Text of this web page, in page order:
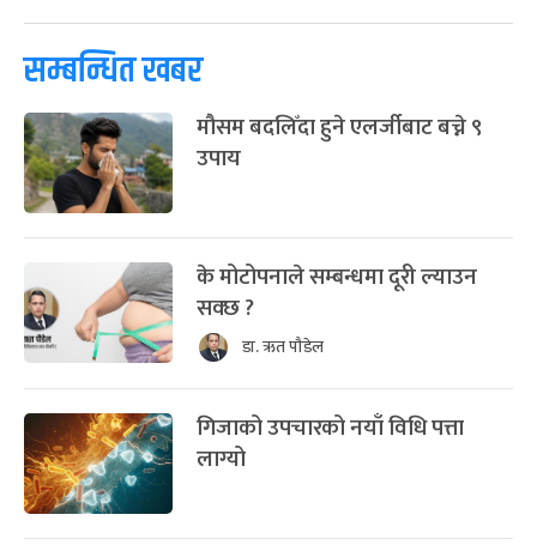
सम्बन्धित खबर
मौसम बदलिँदा हुने एलर्जीबाट बच्ने ९
उपाय
के मोटोपनाले सम्बन्धमा दूरी ल्याउन
सक्छ ?
डा. ऋत पौडेल
गिजाको उपचारको नयाँ विधि पत्ता
लाग्यो